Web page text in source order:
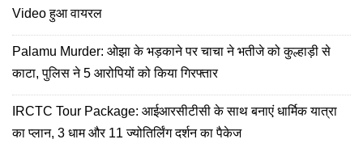
Video हुआ वायरल
Palamu Murder: ओझा के भड़काने पर चाचा ने भतीजे को कुल्हाड़ी से
काटा, पुलिस ने 5 आरोपियों को किया गिरफ्तार
IRCTC Tour Package: आईआरसीटीसी के साथ बनाएं धार्मिक यात्रा
का प्लान, 3 धाम और 11 ज्योतिर्लिंग दर्शन का पैकेज